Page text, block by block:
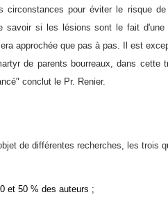
circonstances pour éviter le risque
si les lésions sont le fait d'une
approchée que pas à pas. Il est
de parents bourreaux, dans cette
conclut le Pr. Renier.
de différentes recherches, les trois
et 50 % des auteurs ;